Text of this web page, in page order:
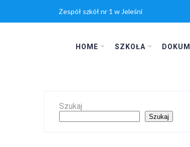
Zespół szkół nr 1 w Jeleśni
HOME SZKOŁA
Szukaj
Szukaj